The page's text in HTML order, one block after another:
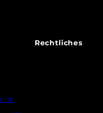
Rechtliches